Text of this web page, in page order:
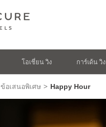
โอเชี่ยน วิง การ์เด้น วิง
ข้อเสนอพิเศษ > Happy Hour